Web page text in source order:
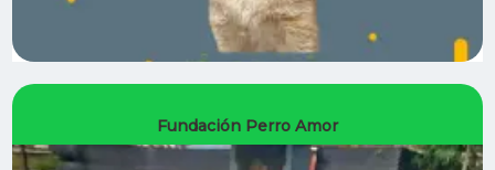
Fundación Perro Amor